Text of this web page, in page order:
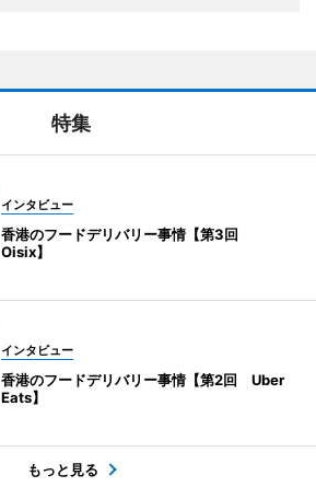
特集
インタビュー
香港のフードデリバリー事情【第3回
Oisix】
インタビュー
香港のフードデリバリー事情【第2回 Uber
Eats】
もっと見る